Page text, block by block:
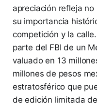
apreciación refleja
su importancia
competición y la
parte del FBI de un
valuado en 13
millones de pesos
estratosférico que
de edición limitada